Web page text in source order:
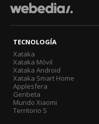
TECNOLOGÍA
Xataka
Xataka Móvil
Xataka Android
Xataka Smart Home
Applesfera
Genbeta
Mundo Xiaomi
Territorio S